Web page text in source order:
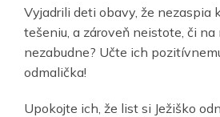
Vyjadrili deti obavy, že nezaspia
tešeniu, a zároveň neistote, či na
nezabudne? Učte ich
odmalička!
Upokojte ich, že list si Ježiško